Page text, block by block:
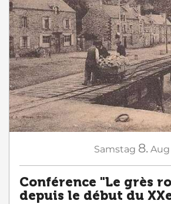
Samstag 8. Aug
Conférence "Le grès
depuis le début du